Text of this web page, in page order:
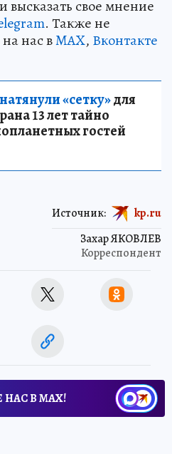
высказать свое мнение
. Также не
нас вMAX, Вконтакте
«сетку»для
13 лет тайно
гостей
Захар ЯКОВЛЕВ
Корреспондент
Источник: kp.ru
НАС В МАХ!